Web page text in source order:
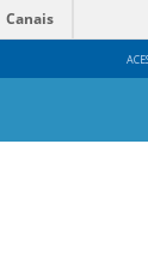
Canais